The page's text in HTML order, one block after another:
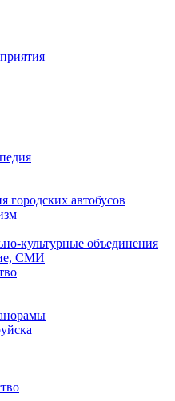
городских автобусов
культурные объединения
СМИ